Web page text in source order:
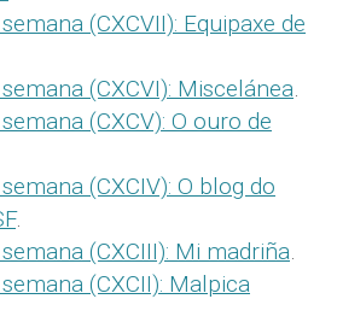
(CXCVII): Equipaxe de
(CXCVI): Miscelánea.
(CXCV): O ouro de
(CXCIV): O blog do
.
(CXCIII): Mi madriña.
(CXCII): Malpica